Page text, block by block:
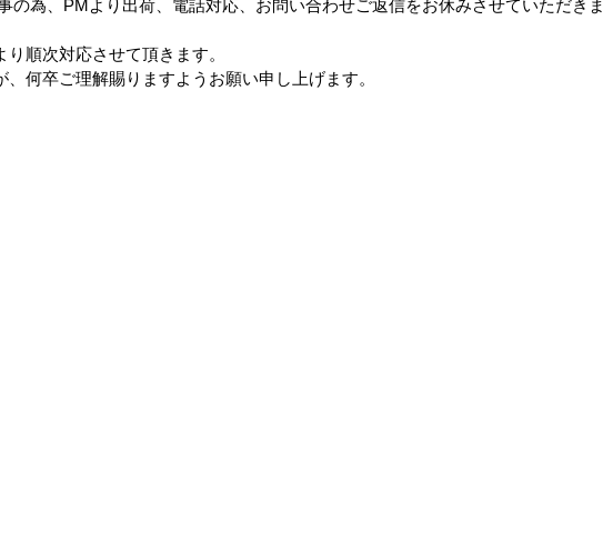
の為、PMより出荷、電話対応、お問い合わせご返信をお休みさせていただきま
順次対応させて頂きます。
何卒ご理解賜りますようお願い申し上げます。